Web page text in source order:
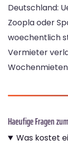
Deutschland:
Zoopla oder
woechentlich
Vermieter
Haeufige Fragen
Was kostet